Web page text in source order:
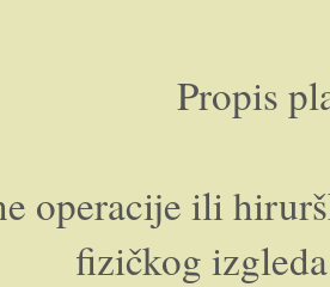
Propis
operacije ili
fizičkog